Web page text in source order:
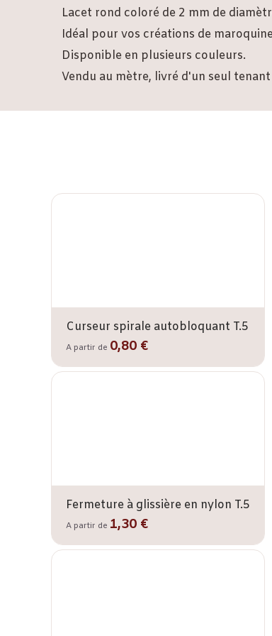
Lacet rond coloré de 2 mm de
Idéal pour vos créations de
Disponible en plusieurs couleurs.
Vendu au mètre, livré d'un seul
Curseur spirale autobloquant T.5
A partir de 0,80 €
Fermeture à glissière en nylon T.5
A partir de 1,30 €